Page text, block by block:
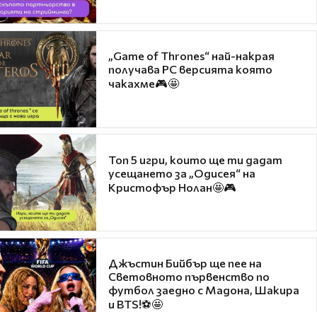
„Game of Thrones“ най-накрая
получава PC версията която
чакахме🎮🤩
Топ 5 игри, които ще ти дадат
усещането за „Одисея“ на
Кристофър Нолан🤩🎮
Джъстин Бийбър ще пее на
Световното първенство по
футбол заедно с Мадона, Шакира
и BTS!⚽🤩